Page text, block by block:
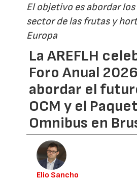
El objetivo es abordar
sector de las frutas y
Europa
La AREFLH
Foro Anual
abordar el
OCM y el
Omnibus en
Elio Sancho